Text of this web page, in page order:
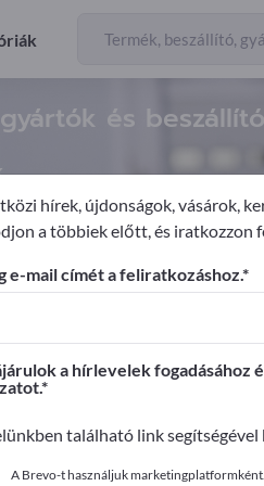
és
Egymásba rakható tartók
en!
>> kezdje itt
az Exportpages-en!
közzé itt
hírek, újdonságok, vásárok,
a többiek előtt, és iratkozzon
e-mail címét a feliratkozáshoz.
a hírlevelek fogadásához
található link
A Brevo-t használjuk